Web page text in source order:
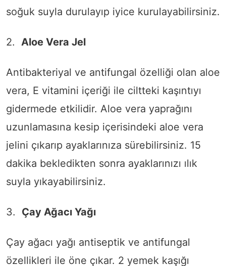
soğuk suyla durulayıp iyice kurulayabilirsiniz.
2. Aloe Vera Jel
Antibakteriyal ve antifungal özelliği olan aloe
vera, E vitamini içeriği ile ciltteki kaşıntıyı
gidermede etkilidir. Aloe vera yaprağını
uzunlamasına kesip içerisindeki aloe vera
jelini çıkarıp ayaklarınıza sürebilirsiniz. 15
dakika bekledikten sonra ayaklarınızı ılık
suyla yıkayabilirsiniz.
3. Çay Ağacı Yağı
Çay ağacı yağı antiseptik ve antifungal
özellikleri ile öne çıkar. 2 yemek kaşığı